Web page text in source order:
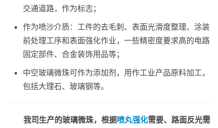
交通道路，作为标志；
作为喷沙介质：工件的去毛刺、表面光滑度整理、涂装
前处理工序和表面强化作业，一些精密度要求高的电路
固定部件、合金装饰用品等；
中空玻璃微珠可作为添加剂，用作工业产品原料加工，
包括大理石、玻璃钢等。
我司生产的玻璃微珠，根据喷丸强化需要、路面反光需